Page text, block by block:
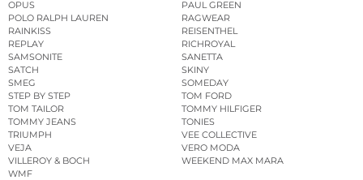
OPUS
PAUL GREEN
POLO RALPH LAUREN
RAGWEAR
RAINKISS
REISENTHEL
REPLAY
RICHROYAL
SAMSONITE
SANETTA
SATCH
SKINY
SMEG
SOMEDAY
STEP BY STEP
TOM FORD
TOM TAILOR
TOMMY HILFIGER
TOMMY JEANS
TONIES
TRIUMPH
VEE COLLECTIVE
VEJA
VERO MODA
VILLEROY & BOCH
WEEKEND MAX MARA
WMF